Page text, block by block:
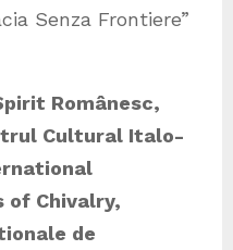
Senza Frontiere”
Românesc,
Cultural Italo-
of Chivalry,
de